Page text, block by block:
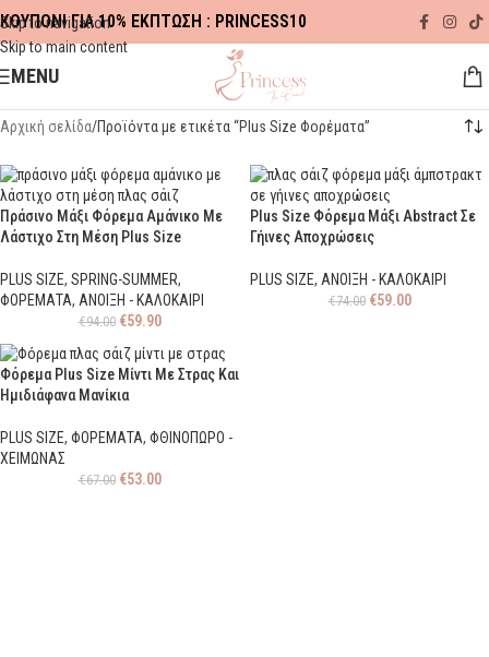
Skip to navigation
Skip to main content
ΚΟΥΠΟΝΙ ΓΙΑ 10% ΕΚΠΤΩΣΗ : PRINCESS10
MENU
Αρχική σελίδα Προϊόντα με ετικέτα “Plus Size Φορέματα”
Πράσινο Μάξι Φόρεμα Αμάνικο Με
Λάστιχο Στη Μέση Plus Size
PLUS SIZE, SPRING-SUMMER,
ΦΟΡΕΜΑΤΑ, ΑΝΟΙΞΗ - ΚΑΛΟΚΑΙΡΙ
€94.00 €59.90
Plus Size Φόρεμα Μάξι Abstract Σε
Γήινες Αποχρώσεις
PLUS SIZE, ΑΝΟΙΞΗ - ΚΑΛΟΚΑΙΡΙ
€74.00 €59.00
Φόρεμα Plus Size Μίντι Με Στρας Και
Ημιδιάφανα Μανίκια
PLUS SIZE, ΦΟΡΕΜΑΤΑ, ΦΘΙΝΟΠΩΡΟ -
ΧΕΙΜΩΝΑΣ
€67.00 €53.00